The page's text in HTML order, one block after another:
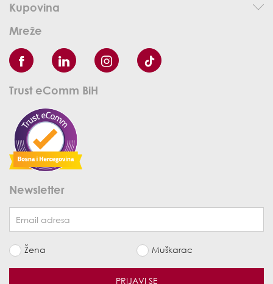
Kupovina
Mreže
Trust eComm BiH
Newsletter
Žena Muškarac
PRIJAVI SE